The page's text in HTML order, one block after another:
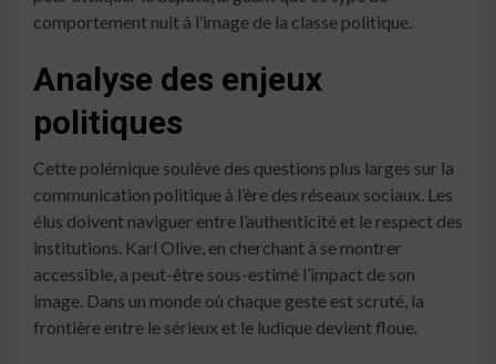
comportement nuit à l’image de la classe politique.
Analyse des enjeux
politiques
Cette polémique soulève des questions plus larges sur la
communication politique à l’ère des réseaux sociaux. Les
élus doivent naviguer entre l’authenticité et le respect des
institutions. Karl Olive, en cherchant à se montrer
accessible, a peut-être sous-estimé l’impact de son
image. Dans un monde où chaque geste est scruté, la
frontière entre le sérieux et le ludique devient floue.